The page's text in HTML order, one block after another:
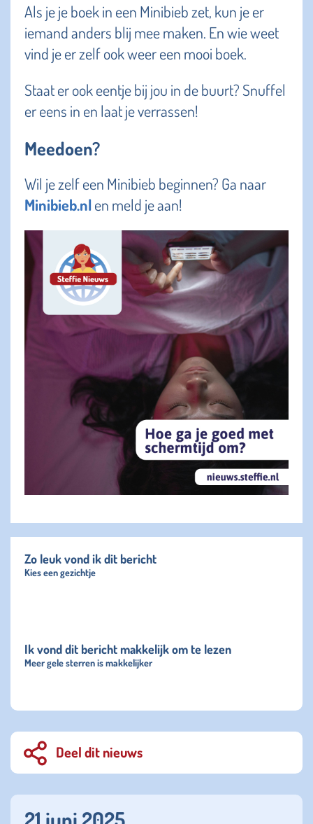
Als je je boek in een Minibieb zet, kun je er
iemand anders blij mee maken. En wie weet
vind je er zelf ook weer een mooi boek.
Staat er ook eentje bij jou in de buurt? Snuffel
er eens in en laat je verrassen!
Meedoen?
Wil je zelf een Minibieb beginnen? Ga naar
Minibieb.nlen meld je aan!
Zo leuk vond ik dit bericht
Kies een gezichtje
Ik vond dit bericht makkelijk om te lezen
Meer gele sterren is makkelijker
Deel dit nieuws